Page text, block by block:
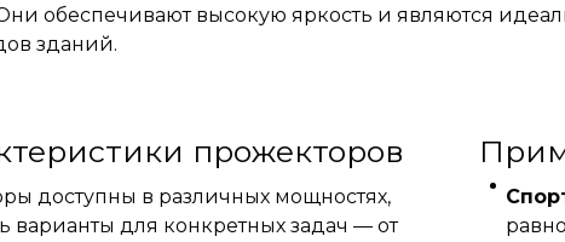
обеспечивают высокую яркость и являются
зданий.
прожекторов
доступны в различных мощностях,
варианты для конкретных задач — от